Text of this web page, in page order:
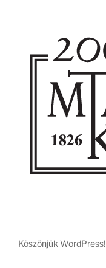
Köszönjük WordPress!